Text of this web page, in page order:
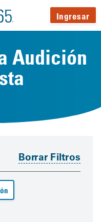
Ingresar
Audición
de Visión deals from your
from your results